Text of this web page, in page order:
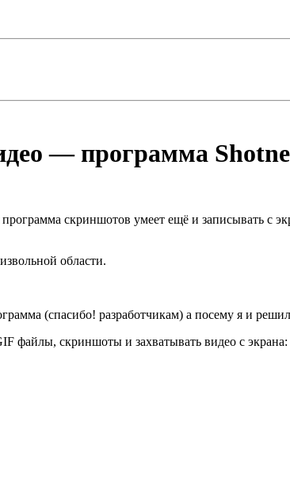
— программа
скриншотов умеет ещё и записывать с
области.
(спасибо! разработчикам) а посему я и
файлы, скриншоты и захватывать видео с экрана: